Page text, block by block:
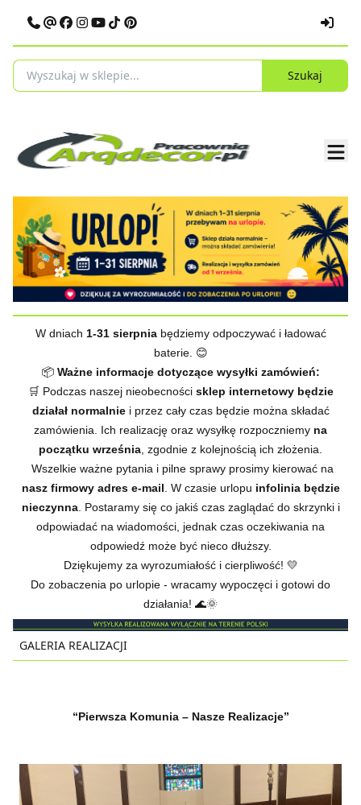
Szukaj
W dniach 1-31 sierpniabędziemy odpoczywać i ładować
baterie. 😊
📦 Ważne informacje dotyczące wysyłki zamówień:
🛒 Podczas naszej nieobecności sklep internetowy będzie
działał normalniei przez cały czas będzie można składać
zamówienia. Ich realizację oraz wysyłkę rozpoczniemy na
początku września, zgodnie z kolejnością ich złożenia.
Wszelkie ważne pytania i pilne sprawy prosimy kierować na
nasz firmowy adres e-mail. W czasie urlopu infolinia będzie
nieczynna. Postaramy się co jakiś czas zaglądać do skrzynki i
odpowiadać na wiadomości, jednak czas oczekiwania na
odpowiedź może być nieco dłuższy.
Dziękujemy za wyrozumiałość i cierpliwość! 💛
Do zobaczenia po urlopie - wracamy wypoczęci i gotowi do
działania! 🌊🌞
GALERIA REALIZACJI
“Pierwsza Komunia – Nasze Realizacje”